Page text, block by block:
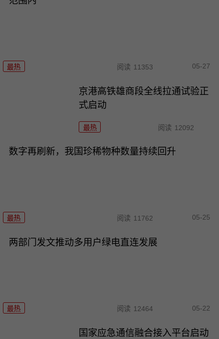
最热 阅读 11353 05-27
京港高铁雄商段全线拉通试验正
式启动
最热 阅读 12092
数字再刷新，我国珍稀物种数量持续回升
最热 阅读 11762 05-25
两部门发文推动多用户绿电直连发展
最热 阅读 12464 05-22
国家应急通信融合接入平台启动